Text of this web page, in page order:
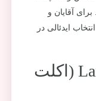
آقایان و
ایدئالی در
۹. Lanvin Eclat d’Arpège (اکلت